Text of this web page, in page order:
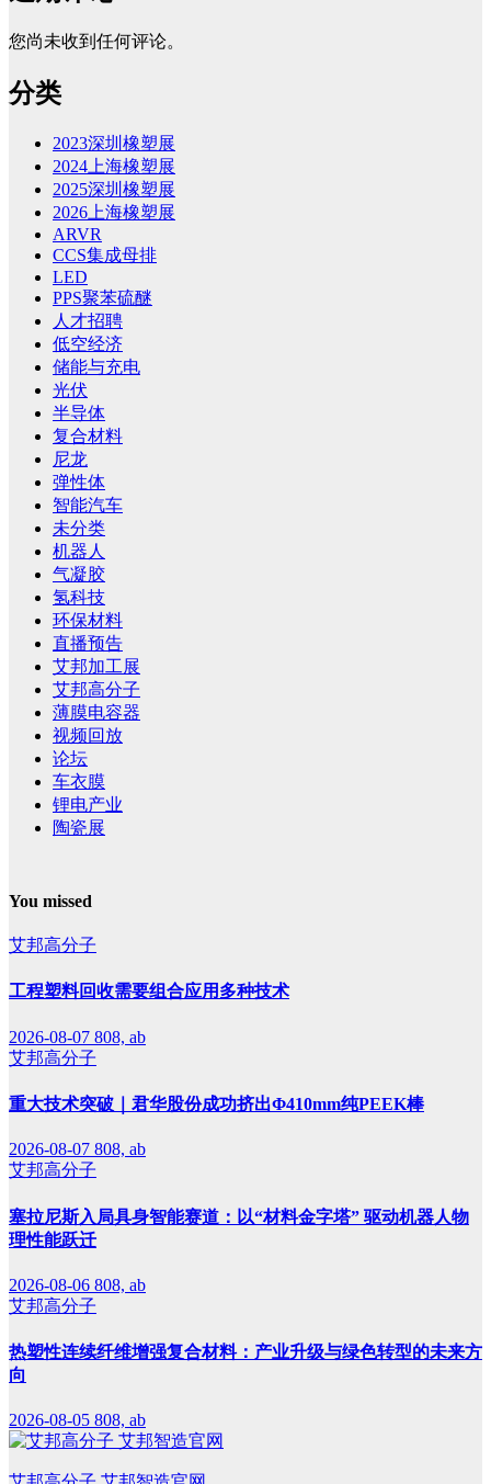
您尚未收到任何评论。
分类
2023深圳橡塑展
2024上海橡塑展
2025深圳橡塑展
2026上海橡塑展
ARVR
CCS集成母排
LED
PPS聚苯硫醚
人才招聘
低空经济
储能与充电
光伏
半导体
复合材料
尼龙
弹性体
智能汽车
未分类
机器人
气凝胶
氢科技
环保材料
直播预告
艾邦加工展
艾邦高分子
薄膜电容器
视频回放
论坛
车衣膜
锂电产业
陶瓷展
You missed
艾邦高分子
工程塑料回收需要组合应用多种技术
2026-08-07 808, ab
艾邦高分子
重大技术突破｜君华股份成功挤出Φ410mm纯PEEK棒
2026-08-07 808, ab
艾邦高分子
塞拉尼斯入局具身智能赛道：以“材料金字塔” 驱动机器人物
理性能跃迁
2026-08-06 808, ab
艾邦高分子
热塑性连续纤维增强复合材料：产业升级与绿色转型的未来方
向
2026-08-05 808, ab